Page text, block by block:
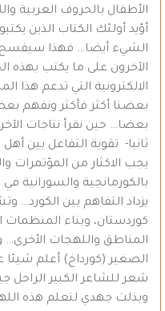
الأطفال بالحروف العربية
أؤيد أولئك الكتاب الذين
الشيء أيضا… فهذا سيفسح
الآخرون على ما يكتب بهذه
الالكترونية التي تدعم هذا
بعضنا أكثر فأكثر ونفهم
بعضا… حين نقرأ نتاجات
ثانيا- تقوية التفاعل بين
يجب الاكثار من المؤتمرات
بالكورمانجية والسورانية
يزداد التفاهم بين الكورد…
كوردستان، وبناء المنظمات
المناطق واللهجات
الصغير (كورداخ) أعلم شيئا
شعر للشاعر الكبير الراحل
وبذلت جهدي لتعلم هذه